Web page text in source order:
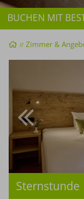
BUCHEN MIT
Startseite
Zimmer &
Sternstunde